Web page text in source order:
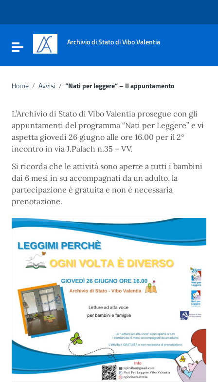
Vai al footer
Attiva / disattiva la navigazione
Archivio di Stato di Vibo Valentia
Home / Avvisi / “Nati per leggere” – II appuntamento
L’Archivio di Stato di Vibo Valentia prosegue con gli
appuntamenti del programma “Nati per Leggere” e vi
aspetta giovedì 26 giugno alle ore 16.00 per il 2°
incontro in via J.Palach n.35 – VV.
Si ricorda che le attività sono aperte a tutti i bambini
dai 6 mesi in su accompagnati da un adulto, la
partecipazione è gratuita e non è necessaria
prenotazione.